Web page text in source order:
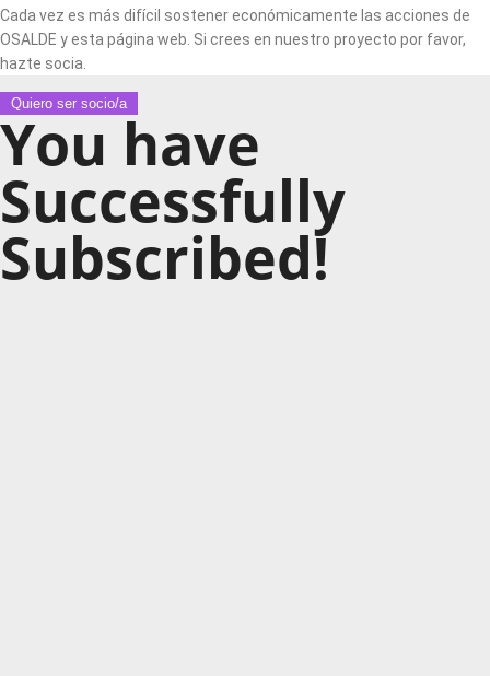
Cada vez es más difícil sostener económicamente las acciones de
OSALDE y esta página web. Si crees en nuestro proyecto por favor,
hazte socia.
Quiero ser socio/a
You have
Successfully
Subscribed!